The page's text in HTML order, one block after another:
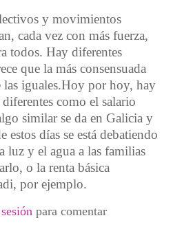
y movimientos
cada vez con más fuerza,
todos. Hay diferentes
que la más consensuada
las iguales.Hoy por hoy, hay
como el salario
similar se da en Galicia y
estos días se está debatiendo
luz y el agua a las familias
o la renta básica
por ejemplo.
primera persona, RNE - Renta
para comentar